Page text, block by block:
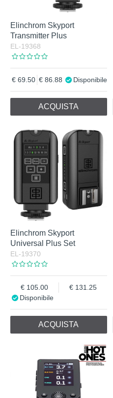
Elinchrom Skyport
Transmitter Plus
EL-19368
69.50 86.88 Disponibile
ACQUISTA
Elinchrom Skyport
Universal Plus Set
EL-19370
105.00
131.25
Disponibile
ACQUISTA